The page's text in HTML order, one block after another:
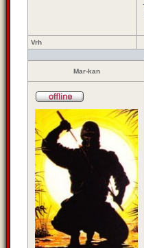
Vrh
Mar-kan